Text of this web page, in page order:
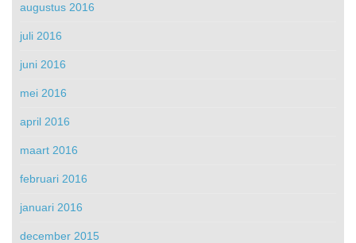
augustus 2016
juli 2016
juni 2016
mei 2016
april 2016
maart 2016
februari 2016
januari 2016
december 2015